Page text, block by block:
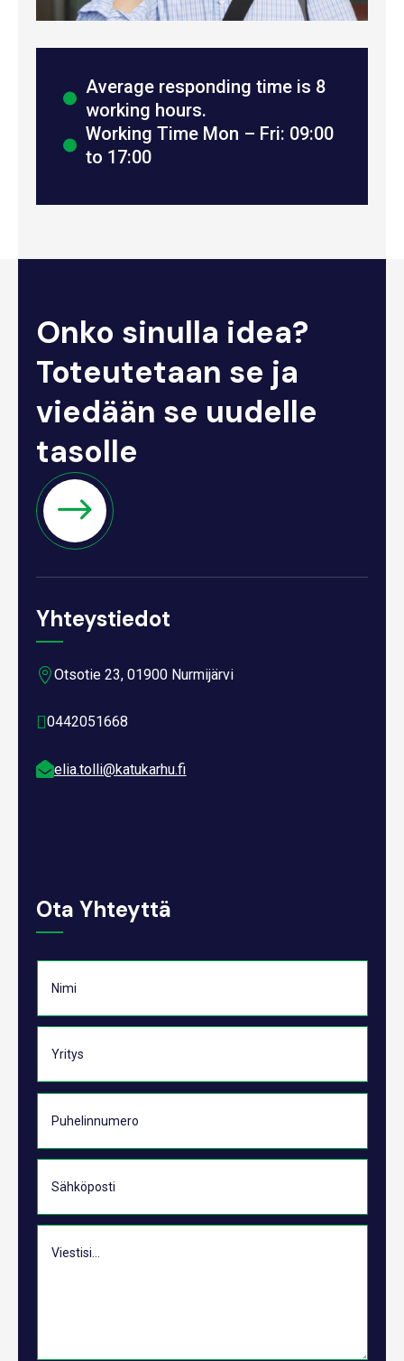
Average responding time is 8
working hours.
Working Time Mon – Fri: 09:00
to 17:00
Onko sinulla idea?
Toteutetaan se ja
viedään se uudelle
tasolle
Yhteystiedot
Otsotie 23, 01900 Nurmijärvi
0442051668
elia.tolli@katukarhu.fi
Ota Yhteyttä